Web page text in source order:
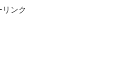
リンク